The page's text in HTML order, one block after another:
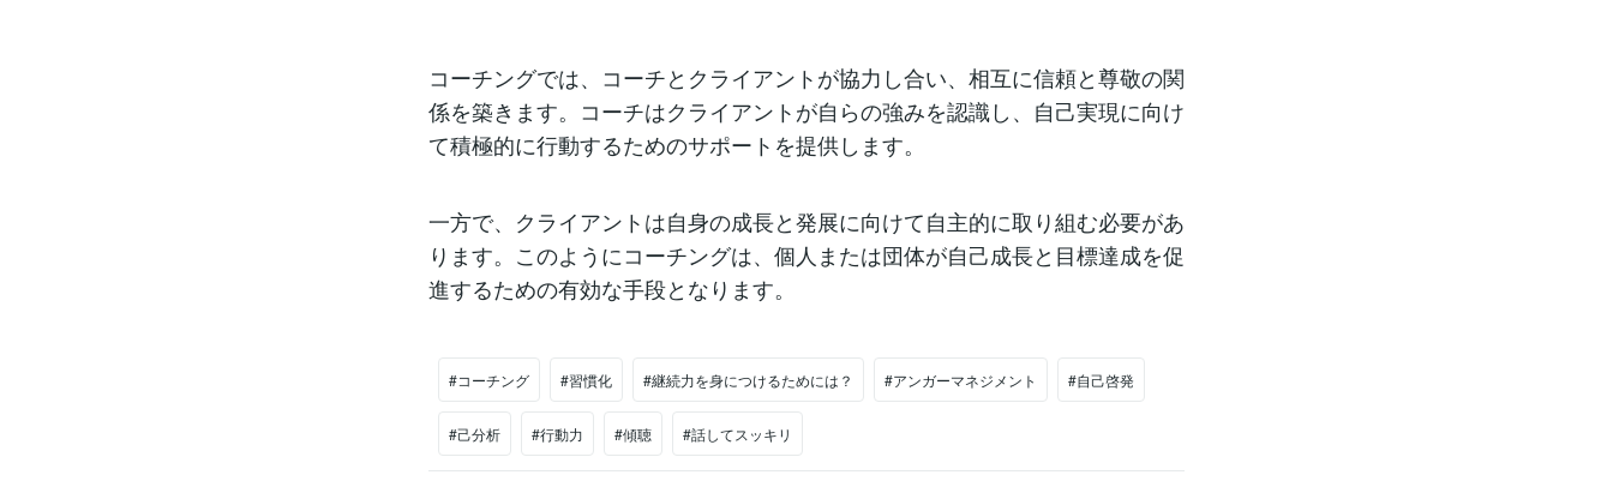
コーチングでは、コーチとクライアントが協力し合い、相互に信頼と尊敬の関
係を築きます。コーチはクライアントが自らの強みを認識し、自己実現に向け
て積極的に行動するためのサポートを提供します。
一方で、クライアントは自身の成長と発展に向けて自主的に取り組む必要があ
ります。このようにコーチングは、個人または団体が自己成長と目標達成を促
進するための有効な手段となります。
#コーチング #習慣化 #継続力を身につけるためには？ #アンガーマネジメント #自己啓発
#己分析 #行動力 #傾聴 #話してスッキリ